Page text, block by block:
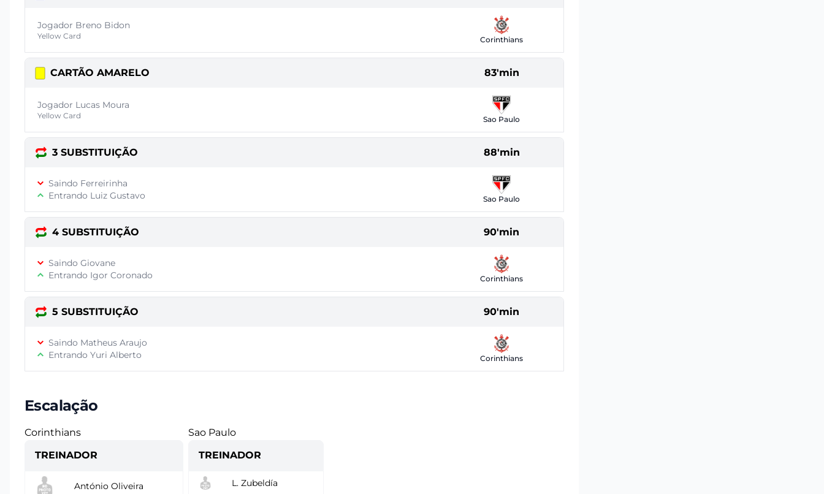
Jogador Breno Bidon
Yellow Card Corinthians
CARTÃO AMARELO 83'min
Jogador Lucas Moura
Yellow Card Sao Paulo
3 SUBSTITUIÇÃO 88'min
Saindo Ferreirinha
Entrando Luiz Gustavo
Sao Paulo
4 SUBSTITUIÇÃO 90'min
Saindo Giovane
Entrando Igor Coronado
Corinthians
5 SUBSTITUIÇÃO 90'min
Saindo Matheus Araujo
Entrando Yuri Alberto
Corinthians
Escalação
Corinthians
TREINADOR
António Oliveira
Sao Paulo
TREINADOR
L. Zubeldía